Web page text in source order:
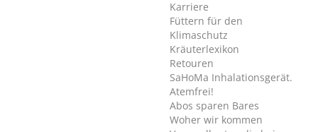
Karriere
Füttern für den
Klimaschutz
Kräuterlexikon
Retouren
SaHoMa Inhalationsgerät.
Atemfrei!
Abos sparen Bares
Woher wir kommen